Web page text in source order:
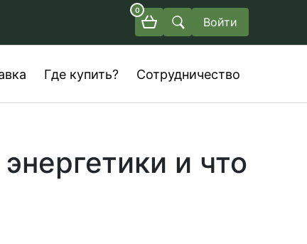
0
Войти
Где купить? Сотрудничество
и что